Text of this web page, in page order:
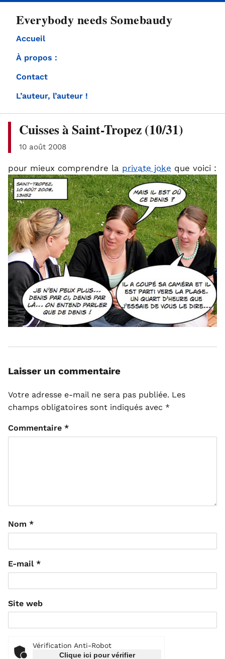
Everybody needs Somebaudy
Accueil
À propos :
Contact
L’auteur, l’auteur !
Cuisses à Saint-Tropez (10/31)
10 août 2008
pour mieux comprendre la private joke que voici :
Laisser un commentaire
Votre adresse e-mail ne sera pas publiée. Les
champs obligatoires sont indiqués avec *
Commentaire *
Nom *
E-mail *
Site web
Vérification Anti-Robot
Clique ici pour vérifier